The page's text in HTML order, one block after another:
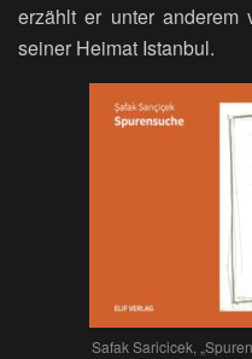
erzählt er unter anderem
seiner Heimat Istanbul.
Safak Saricicek,